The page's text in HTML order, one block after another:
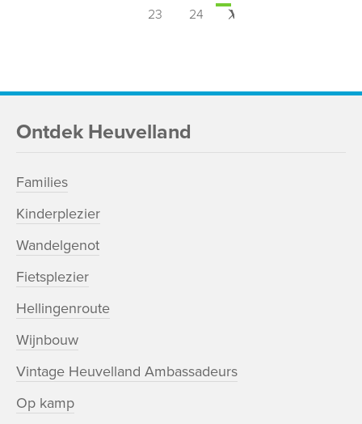
23
24 Volgende
Ontdek Heuvelland
Families
Kinderplezier
Wandelgenot
Fietsplezier
Hellingenroute
Wijnbouw
Vintage Heuvelland Ambassadeurs
Op kamp